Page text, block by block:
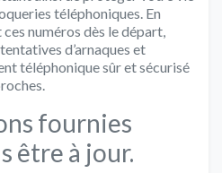
téléphoniques. En
numéros dès le départ,
d’arnaques et
téléphonique sûr et sécurisé
fournies
être à jour.